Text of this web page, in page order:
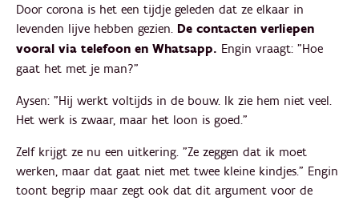
Door corona is het een tijdje geleden dat ze elkaar in
levenden lijve hebben gezien. De contacten verliepen
vooral via telefoon en Whatsapp. Engin vraagt: "Hoe
gaat het met je man?"
Aysen: "Hij werkt voltijds in de bouw. Ik zie hem niet veel.
Het werk is zwaar, maar het loon is goed."
Zelf krijgt ze nu een uitkering. "Ze zeggen dat ik moet
werken, maar dat gaat niet met twee kleine kindjes." Engin
toont begrip maar zegt ook dat dit argument voor de